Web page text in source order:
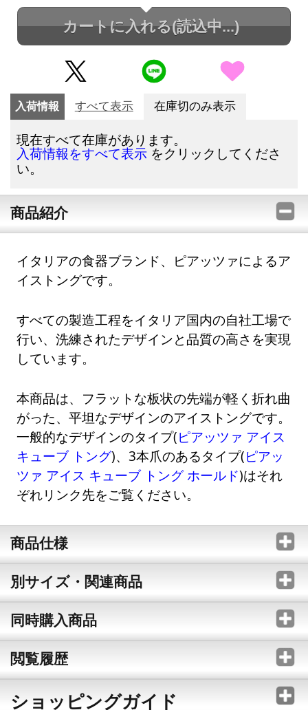
カートに入れる(読込中...)
入荷情報 すべて表示 在庫切のみ表示
現在すべて在庫があります。
入荷情報をすべて表示 をクリックしてくださ
い。
商品紹介
イタリアの食器ブランド、ピアッツァによるア
イストングです。
すべての製造工程をイタリア国内の自社工場で
行い、洗練されたデザインと品質の高さを実現
しています。
本商品は、フラットな板状の先端が軽く折れ曲
がった、平坦なデザインのアイストングです。
一般的なデザインのタイプ(ピアッツァ アイス
キューブ トング)、3本爪のあるタイプ(ピアッ
ツァ アイス キューブ トング ホールド)はそれ
ぞれリンク先をご覧ください。
商品仕様
別サイズ・関連商品
同時購入商品
閲覧履歴
ショッピングガイド